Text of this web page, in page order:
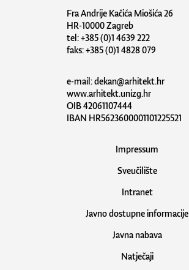
Fra Andrije Kačića Miošića 26
HR-10000 Zagreb
tel: +385 (0)1 4639 222
faks: +385 (0)1 4828 079
e-mail:dekan@arhitekt.hr
www.arhitekt.unizg.hr
OIB 42061107444
IBAN HR5623600001101225521
Impressum
Sveučilište
Intranet
Javno dostupne informacije
Javna nabava
Natječaji